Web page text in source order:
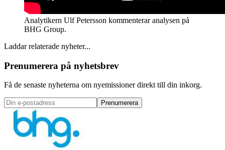
Analytikern Ulf Petersson kommenterar analysen på
BHG Group.
Laddar relaterade nyheter...
Prenumerera på nyhetsbrev
Få de senaste nyheterna om nyemissioner direkt till din inkorg.
Prenumerera